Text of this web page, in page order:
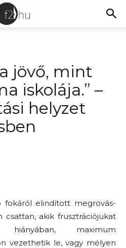
jövő, mint
iskolája.” –
helyzet
fokáról elindított megrovás-
csattan, akik frusztrációjukat
hiányában, maximum
vezethetik le, vagy mélyen